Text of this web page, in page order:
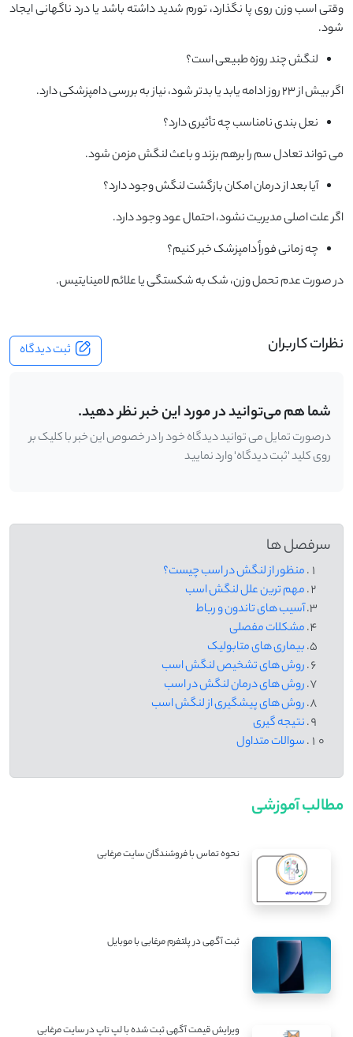
وقتی اسب وزن روی پا نگذارد، تورم شدید داشته باشد یا درد ناگهانی ایجاد
شود.
لنگش چند روزه طبیعی است؟
اگر بیش از ۲۳ روز ادامه یابد یا بدتر شود، نیاز به بررسی دامپزشکی دارد.
نعل ‌بندی نامناسب چه تأثیری دارد؟
می ‌تواند تعادل سم را برهم بزند و باعث لنگش مزمن شود.
آیا بعد از درمان امکان بازگشت لنگش وجود دارد؟
اگر علت اصلی مدیریت نشود، احتمال عود وجود دارد.
چه زمانی فوراً دامپزشک خبر کنیم؟
در صورت عدم تحمل وزن، شک به شکستگی یا علائم لامینایتیس.
نظرات کاربران ثبت دیدگاه
شما هم می‌توانید در مورد این خبر نظر دهید.
درصورت تمایل می توانید دیدگاه خود را در خصوص این خبر با کلیک بر
روی کلید 'ثبت دیدگاه' وارد نمایید
سرفصل ها
منظور از لنگش در اسب چیست؟
مهم‌ ترین علل لنگش اسب
آسیب ‌های تاندون و رباط
مشکلات مفصلی
بیماری ‌های متابولیک
روش های تشخیص لنگش اسب
روش های درمان لنگش در اسب
روش های پیشگیری از لنگش اسب
نتیجه گیری
سوالات متداول
مطالب آموزشی
نحوه تماس با فروشندگان سایت مرغابی
ثبت آگهی در پلتفرم مرغابی با موبایل
ویرایش قیمت آگهی ثبت شده با لپ تاپ در سایت مرغابی